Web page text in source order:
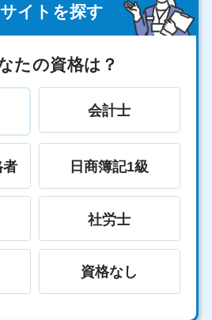
イトを探す
たの資格は？
会計士
者 日商簿記1級
社労士
資格なし